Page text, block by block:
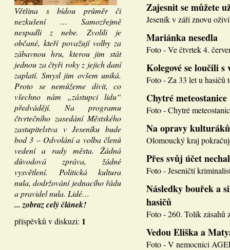
Většina s bídou průměr či
nezkušení … Samozřejmě
nespadli z nebe. Zvolili je
občané, kteří považují volby za
zábavnou hru, kterou jim stát
jednou za čtyři roky z jejich daní
zaplatí. Smysl jim ovšem uniká.
Proto se nemůžeme divit, co
všechno nám „zástupci lidu“
předvádějí. Na programu
čtvrtečního zasedání Městského
zastupitelstva v Jeseníku bude
bod 3 – Odvolání a volba členů
vedení a rady města. Žádná
důvodová zpráva, žádné
vysvětlení. Politická kultura
nula, dodržování jednacího řádu
a pravidel nula. Lidé…
... zobraz celý článek!
příspěvků v diskuzi: 1
Zajesnit se můžete
Jeseník v září znovu
Mariánka nesedla
Foto - Ve čtvrtek 4.
Kolegové se loučili s
Foto - Za 33 let u hasičů
Chytré meteostanice
Foto - Chytré
Na opravy
Olomoucký kraj
Přes svůj účet
Foto - Jeseničtí
Následky bouřek a
hasičů
Foto - 260. Tolik zásahů
Vedou Eliška a
Foto - V nemocnici